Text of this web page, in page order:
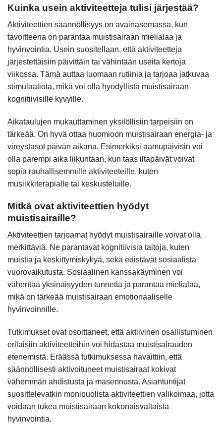
Kuinka usein aktiviteetteja tulisi järjestää?
Aktiviteettien säännöllisyys on avainasemassa, kun
tavoitteena on parantaa muistisairaan mielialaa ja
hyvinvointia. Usein suositellaan, että aktiviteetteja
järjestettäisiin päivittäin tai vähintään useita kertoja
viikossa. Tämä auttaa luomaan rutiinia ja tarjoaa jatkuvaa
stimulaatiota, mikä voi olla hyödyllistä muistisairaan
kognitiivisille kyvyille.
Aikataulujen mukauttaminen yksilöllisiin tarpeisiin on
tärkeää. On hyvä ottaa huomioon muistisairaan energia- ja
vireystasot päivän aikana. Esimerkiksi aamupäivisin voi
olla parempi aika liikuntaan, kun taas iltapäivät voivat
sopia rauhallisemmille aktiviteeteille, kuten
musiikkiterapialle tai keskusteluille.
Mitkä ovat aktiviteettien hyödyt
muistisairaille?
Aktiviteettien tarjoamat hyödyt muistisairaille voivat olla
merkittäviä. Ne parantavat kognitiivisia taitoja, kuten
muistia ja keskittymiskykyä, sekä edistävät sosiaalista
vuorovaikutusta. Sosiaalinen kanssakäyminen voi
vähentää yksinäisyyden tunnetta ja parantaa mielialaa,
mikä on tärkeää muistisairaan emotionaaliselle
hyvinvoinnille.
Tutkimukset ovat osoittaneet, että aktiivinen osallistuminen
erilaisiin aktiviteetteihin voi hidastaa muistisairauden
etenemistä. Eräässä tutkimuksessa havaittiin, että
säännöllisesti aktivoituneet muistisairaat kokivat
vähemmän ahdistusta ja masennusta. Asiantuntijat
suosittelevatkin monipuolista aktiviteettien valikoimaa, jotta
voidaan tukea muistisairaan kokonaisvaltaista
hyvinvointia.